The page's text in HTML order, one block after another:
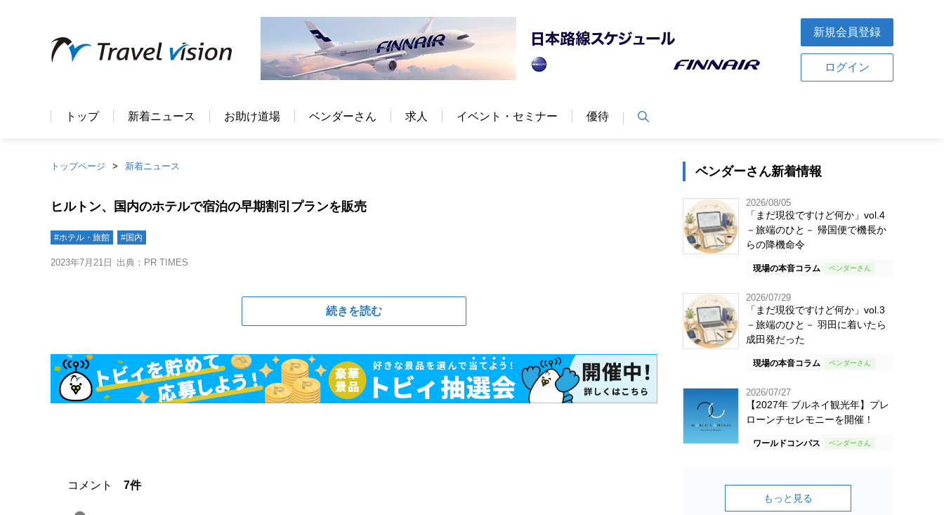
新規会員登録
ログイン
トップ 新着ニュース お助け道場 ベンダーさん 求人 イベント・セミナー 優待
トップページ 新着ニュース
ヒルトン、国内のホテルで宿泊の早期割引プランを販売
#ホテル・旅館 #国内
2023年7月21日 出典：PR TIMES
続きを読む
コメント 7件
ベンダーさん新着情報
2026/08/05
「まだ現役ですけど何か」vol.4
－旅端のひと－ 帰国便で機長か
らの降機命令
現場の本音コラム
2026/07/29
「まだ現役ですけど何か」vol.3
－旅端のひと－ 羽田に着いたら
成田発だった
現場の本音コラム
2026/07/27
【2027年 ブルネイ観光年】プレ
ローンチセレモニーを開催！
ワールドコンパス
もっと見る